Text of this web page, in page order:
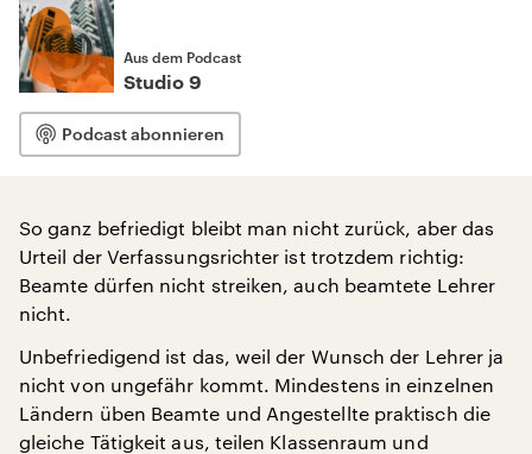
Aus dem Podcast
Studio 9
Podcast abonnieren
So ganz befriedigt bleibt man nicht zurück, aber das
Urteil der Verfassungsrichter ist trotzdem richtig:
Beamte dürfen nicht streiken, auch beamtete Lehrer
nicht.
Unbefriedigend ist das, weil der Wunsch der Lehrer ja
nicht von ungefähr kommt. Mindestens in einzelnen
Ländern üben Beamte und Angestellte praktisch die
gleiche Tätigkeit aus, teilen Klassenraum und